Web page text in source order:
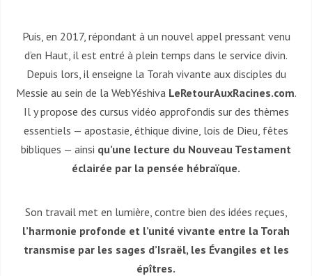
Puis, en 2017, répondant à un nouvel appel pressant venu
d’en Haut, il est entré à plein temps dans le service divin.
Depuis lors, il enseigne la Torah vivante aux disciples du
Messie au sein de la WebYéshiva LeRetourAuxRacines.com.
Il y propose des cursus vidéo approfondis sur des thèmes
essentiels — apostasie, éthique divine, lois de Dieu, fêtes
bibliques — ainsi qu’une lecture du Nouveau Testament
éclairée par la pensée hébraïque.
Son travail met en lumière, contre bien des idées reçues,
l’harmonie profonde et l’unité vivante entre la Torah
transmise par les sages d’Israël, les Évangiles et les
épîtres.